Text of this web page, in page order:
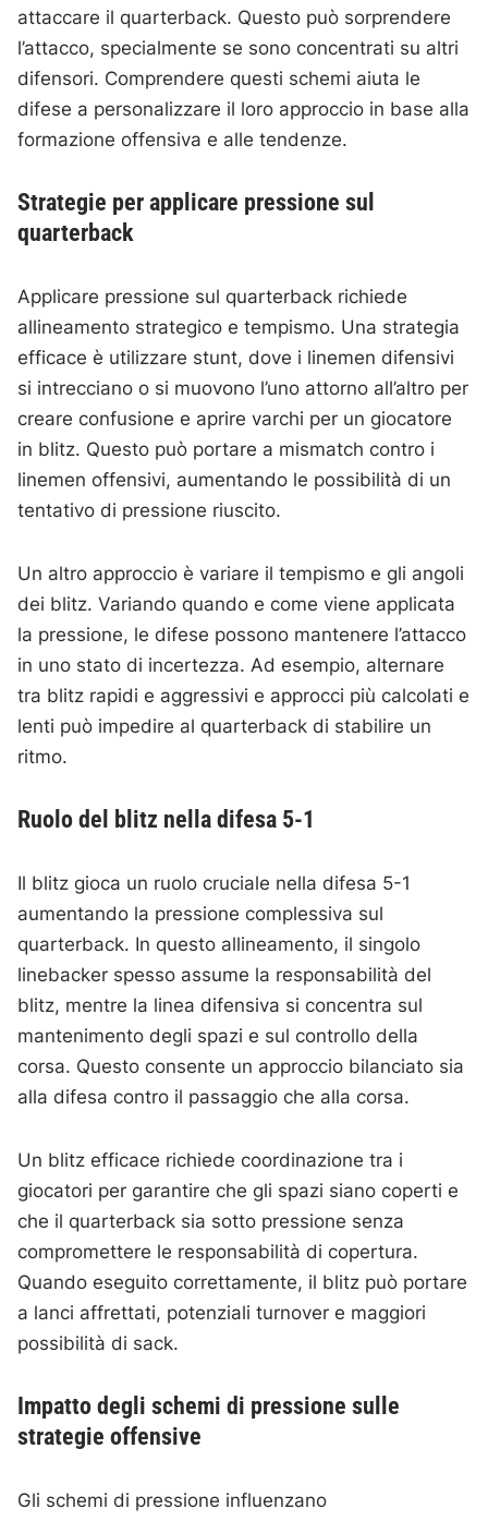
attaccare il quarterback. Questo può sorprendere
l’attacco, specialmente se sono concentrati su altri
difensori. Comprendere questi schemi aiuta le
difese a personalizzare il loro approccio in base alla
formazione offensiva e alle tendenze.
Strategie per applicare pressione sul
quarterback
Applicare pressione sul quarterback richiede
allineamento strategico e tempismo. Una strategia
efficace è utilizzare stunt, dove i linemen difensivi
si intrecciano o si muovono l’uno attorno all’altro per
creare confusione e aprire varchi per un giocatore
in blitz. Questo può portare a mismatch contro i
linemen offensivi, aumentando le possibilità di un
tentativo di pressione riuscito.
Un altro approccio è variare il tempismo e gli angoli
dei blitz. Variando quando e come viene applicata
la pressione, le difese possono mantenere l’attacco
in uno stato di incertezza. Ad esempio, alternare
tra blitz rapidi e aggressivi e approcci più calcolati e
lenti può impedire al quarterback di stabilire un
ritmo.
Ruolo del blitz nella difesa 5-1
Il blitz gioca un ruolo cruciale nella difesa 5-1
aumentando la pressione complessiva sul
quarterback. In questo allineamento, il singolo
linebacker spesso assume la responsabilità del
blitz, mentre la linea difensiva si concentra sul
mantenimento degli spazi e sul controllo della
corsa. Questo consente un approccio bilanciato sia
alla difesa contro il passaggio che alla corsa.
Un blitz efficace richiede coordinazione tra i
giocatori per garantire che gli spazi siano coperti e
che il quarterback sia sotto pressione senza
compromettere le responsabilità di copertura.
Quando eseguito correttamente, il blitz può portare
a lanci affrettati, potenziali turnover e maggiori
possibilità di sack.
Impatto degli schemi di pressione sulle
strategie offensive
Gli schemi di pressione influenzano